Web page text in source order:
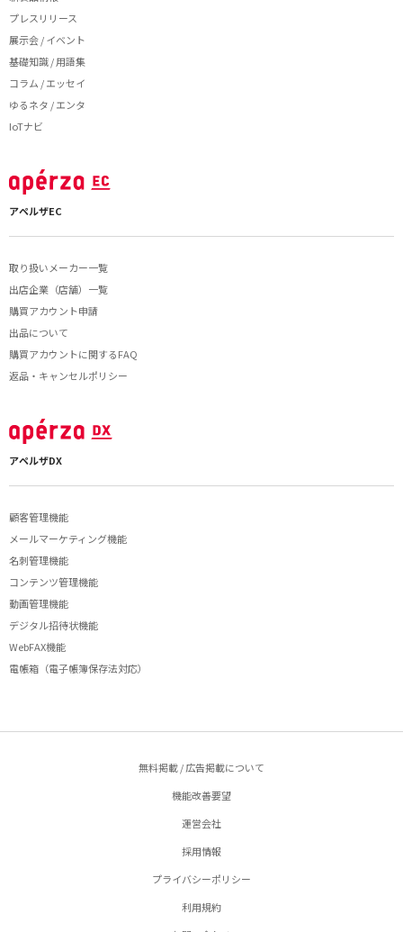
プレスリリース
展示会 / イベント
基礎知識 / 用語集
コラム / エッセイ
ゆるネタ / エンタ
IoTナビ
アペルザEC
取り扱いメーカー一覧
出店企業（店舗）一覧
購買アカウント申請
出品について
購買アカウントに関するFAQ
返品・キャンセルポリシー
アペルザDX
顧客管理機能
メールマーケティング機能
名刺管理機能
コンテンツ管理機能
動画管理機能
デジタル招待状機能
WebFAX機能
電帳箱（電子帳簿保存法対応）
無料掲載 / 広告掲載について
機能改善要望
運営会社
採用情報
プライバシーポリシー
利用規約